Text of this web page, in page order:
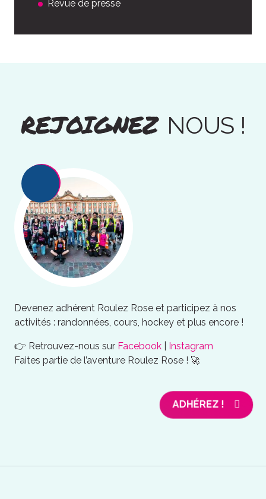
Revue de presse
REJOIGNEZ NOUS !
Devenez adhérent Roulez Rose et participez à nos
activités : randonnées, cours, hockey et plus encore !
👉 Retrouvez-nous sur Facebook
Instagram
Faites partie de l’aventure Roulez Rose ! 🚀
ADHÉREZ !